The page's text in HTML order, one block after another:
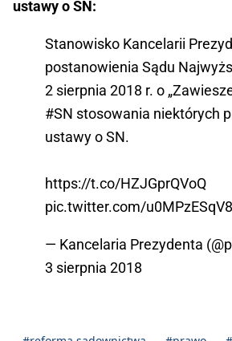
ustawy o SN:
Stanowisko Kancelarii
postanowienia Sądu
2 sierpnia 2018 r. o
#SN stosowania niektórych
ustawy o SN.
https://t.co/HZJGprQVoQ
pic.twitter.com/u0MPzESqV8
— Kancelaria Prezydenta
3 sierpnia 2018